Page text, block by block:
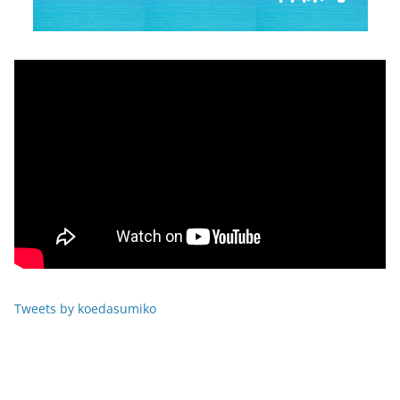
Tweets by koedasumiko